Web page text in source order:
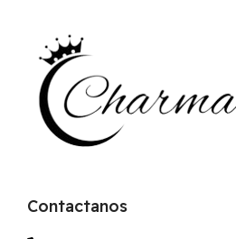
Contactanos